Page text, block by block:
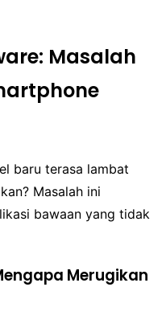
Masalah
baru terasa lambat
Masalah ini
bawaan yang tidak
Merugikan